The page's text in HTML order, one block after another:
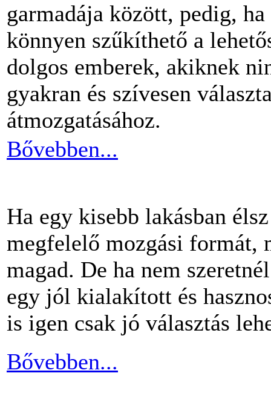
garmadája között, pedig,
könnyen szűkíthető a
dolgos emberek, akiknek
gyakran és szívesen
átmozgatásához.
Bővebben...
Ha egy kisebb lakásban
megfelelő mozgási formát,
magad. De ha nem
egy jól kialakított és
is igen csak jó választás
Bővebben...